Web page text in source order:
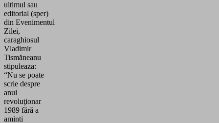
ultimul sau
editorial (sper)
din Evenimentul
Zilei,
caraghiosul
Vladimir
Tismăneanu
stipuleaza:
“Nu se poate
scrie despre
anul
revoluţionar
1989 fără a
aminti